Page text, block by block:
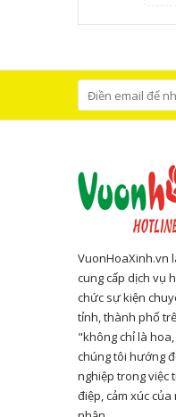
VuonHoaXinh.vn
cung cấp dịch vụ
chức sự kiện
tỉnh, thành phố
"không chỉ là
chúng tôi hướng
nghiệp trong việc
điệp, cảm xúc